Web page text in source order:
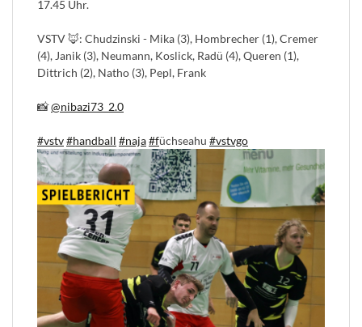
17.45 Uhr.
VSTV 🦊: Chudzinski - Mika (3), Hombrecher (1), Cremer
(4), Janik (3), Neumann, Koslick, Radü (4), Queren (1),
Dittrich (2), Natho (3), Pepl, Frank
📸@nibazi73_2.0
#vstv#handball #naja#füchseahu #vstvgo